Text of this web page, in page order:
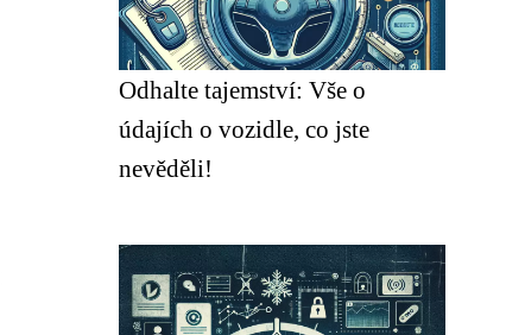
Odhalte tajemství: Vše o
údajích o vozidle, co jste
nevěděli!